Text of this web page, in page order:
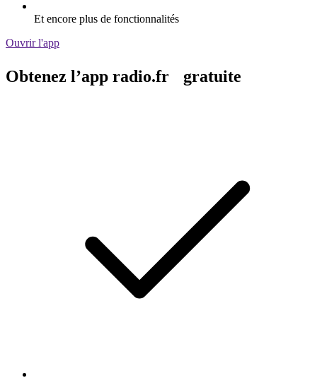
Et encore plus de fonctionnalités
Ouvrir l'app
Obtenez l’app radio.fr gratuite